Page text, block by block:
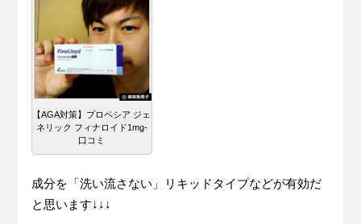
【AGA対策】プロペシア ジェ
ネリック フィナロイド1mg-
口コミ
成分を「洗い流さない」リキッドタイプなどが有効だ
と思います↓↓↓